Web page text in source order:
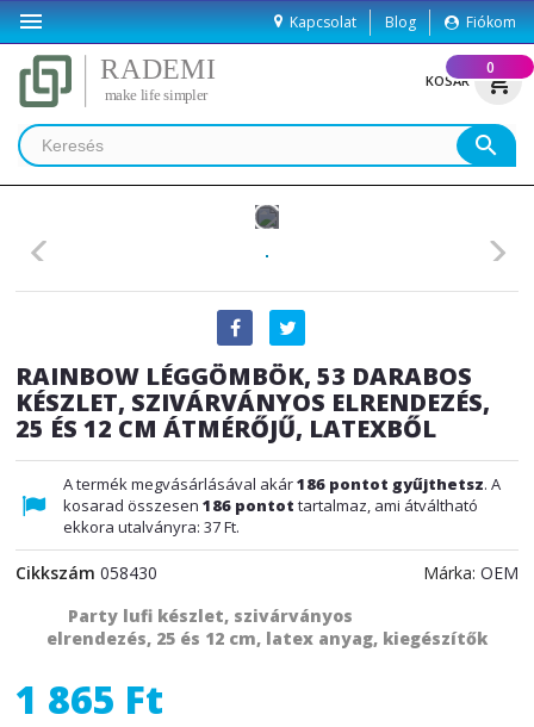
 Kapcsolat Blog Fiókom
KOSÁR shopping_cart
0
search
RAINBOW LÉGGÖMBÖK, 53 DARABOS
KÉSZLET, SZIVÁRVÁNYOS ELRENDEZÉS,
25 ÉS 12 CM ÁTMÉRŐJŰ, LATEXBŐL
A termék megvásárlásával akár186 pontot gyűjthetsz. A
kosarad összesen 186 pontot tartalmaz, ami átváltható
ekkora utalványra: 37 Ft.
Márka: OEM
Cikkszám 058430
Party lufi készlet, szivárványos
elrendezés, 25 és 12 cm, latex anyag, kiegészítők
1 865 Ft